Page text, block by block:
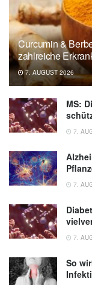
Curcumin &
zahlreiche
7. AUGUST 2026
MS:
7.
7.
7.
So